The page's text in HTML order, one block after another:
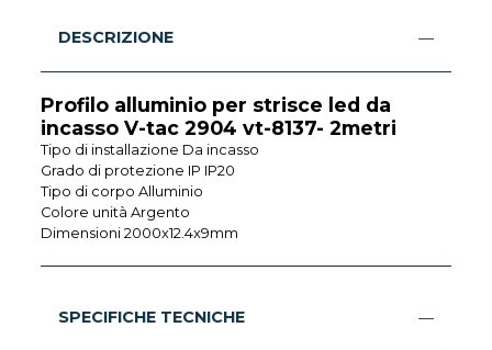
DESCRIZIONE
Profilo alluminio per strisce led da
incasso V-tac 2904 vt-8137- 2metri
Tipo di installazione Da incasso
Grado di protezione IP IP20
Tipo di corpo Alluminio
Colore unità Argento
Dimensioni 2000x12.4x9mm
SPECIFICHE TECNICHE